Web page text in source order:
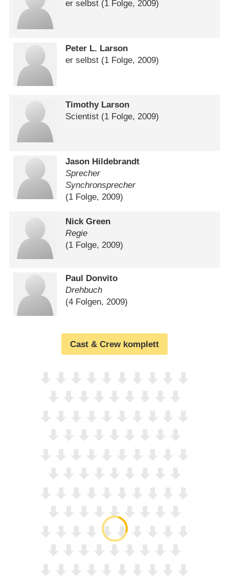
er selbst (1 Folge, 2009)
Peter L. Larson
er selbst (1 Folge, 2009)
Timothy Larson
Scientist (1 Folge, 2009)
Jason Hildebrandt
Sprecher
Synchronsprecher
(1 Folge, 2009)
Nick Green
Regie
(1 Folge, 2009)
Paul Donvito
Drehbuch
(4 Folgen, 2009)
Cast & Crew komplett